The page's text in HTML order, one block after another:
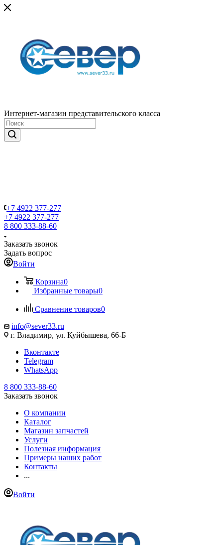
Интернет-магазин представительского класса
+7 4922 377-277
+7 4922 377-277
8 800 333-88-60
Заказать звонок
Задать вопрос
Войти
Корзина0
Избранные товары0
Сравнение товаров0
info@sever33.ru
г. Владимир, ул. Куйбышева, 66-Б
Вконтакте
Telegram
WhatsApp
8 800 333-88-60
Заказать звонок
О компании
Каталог
Магазин запчастей
Услуги
Полезная информация
Примеры наших работ
Контакты
...
Войти